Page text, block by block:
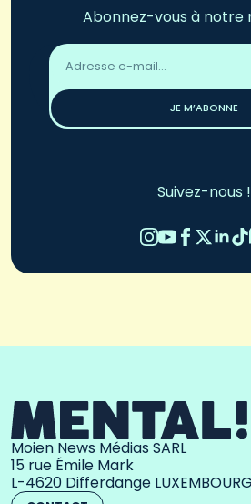
Abonnez-vous à notre
Adresse
email
JE M’ABONNE
Suivez-nous !
Moien News Médias SARL
15 rue Émile Mark
L-4620 Differdange LUXEMBOURG